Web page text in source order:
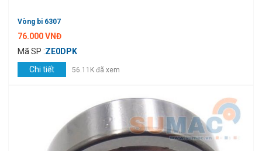
Vòng bi 6307
76.000 VNĐ
Mã SP :ZE0DPK
Chi tiết
56.11K đã xem